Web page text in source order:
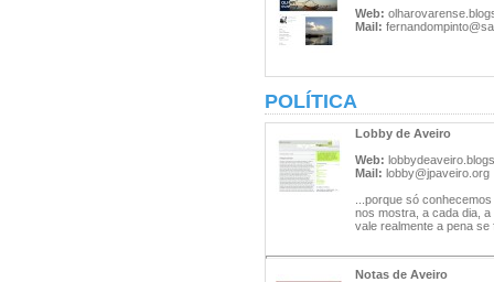
Web:
Mail:
POLÍTICA
Lobby de Aveiro
Web:
Mail: lobby@jpaveiro.org
...porque só
nos mostra, a cada dia,
vale realmente a pena se
Notas de Aveiro